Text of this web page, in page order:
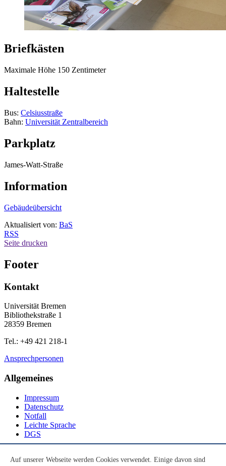
Briefkästen
Maximale Höhe 150 Zentimeter
Haltestelle
Bus: Celsiusstraße
Bahn: Universität Zentralbereich
Parkplatz
James-Watt-Straße
Information
Gebäudeübersicht
Aktualisiert von: BaS
RSS
Seite drucken
Footer
Kontakt
Universität Bremen
Bibliothekstraße 1
28359 Bremen
Tel.: +49 421 218-1
Ansprechpersonen
Allgemeines
Impressum
Datenschutz
Notfall
Leichte Sprache
DGS
Auf unserer Webseite werden Cookies verwendet. Einige davon sind